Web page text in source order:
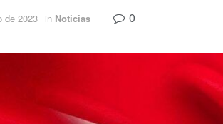
de 2023 in Noticias 0